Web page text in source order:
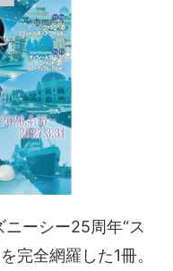
ーシー25周年“ス
完全網羅した1冊。